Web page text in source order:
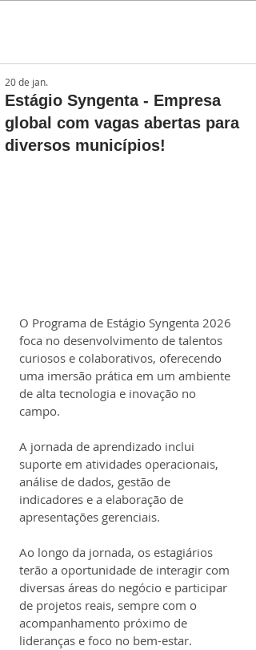
Estágio Syngenta - Empresa
global com vagas abertas para
diversos municípios!
20 de jan.
O Programa de Estágio Syngenta 2026
foca no desenvolvimento de talentos
curiosos e colaborativos, oferecendo
uma imersão prática em um ambiente
de alta tecnologia e inovação no
campo.
A jornada de aprendizado inclui
suporte em atividades operacionais,
análise de dados, gestão de
indicadores e a elaboração de
apresentações gerenciais.
Ao longo da jornada, os estagiários
terão a oportunidade de interagir com
diversas áreas do negócio e participar
de projetos reais, sempre com o
acompanhamento próximo de
lideranças e foco no bem-estar.